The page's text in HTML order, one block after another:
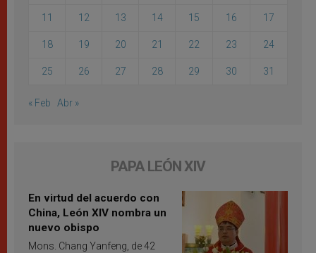
11 12 13 14 15 16 17
18 19 20 21 22 23 24
25 26 27 28 29 30 31
« Feb Abr »
PAPA LEÓN XIV
En virtud del acuerdo con
China, León XIV nombra un
nuevo obispo
Mons. Chang Yanfeng, de 42